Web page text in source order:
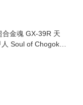
金魂 GX-39R 天
Soul of Chogokin